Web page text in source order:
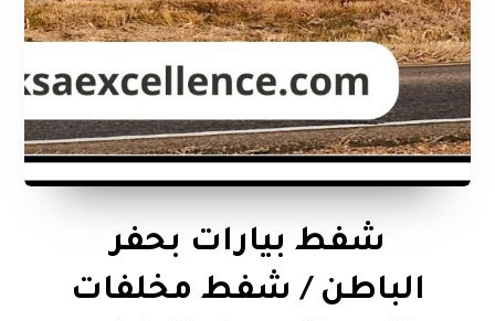
شفط بيارات بحفر
الباطن / شفط مخلفات